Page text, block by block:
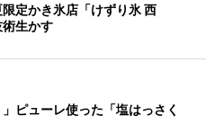
定かき氷店「けずり氷 西
生かす
」ピューレ使った「塩はっさく